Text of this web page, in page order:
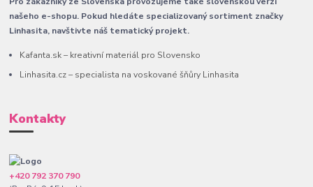
našeho e-shopu. Pokud hledáte specializovaný sortiment značky
Linhasita, navštivte náš tematický projekt.
Kafanta.sk – kreativní materiál pro Slovensko
Linhasita.cz – specialista na voskované šňůry Linhasita
Kontakty
+420 792 370 790